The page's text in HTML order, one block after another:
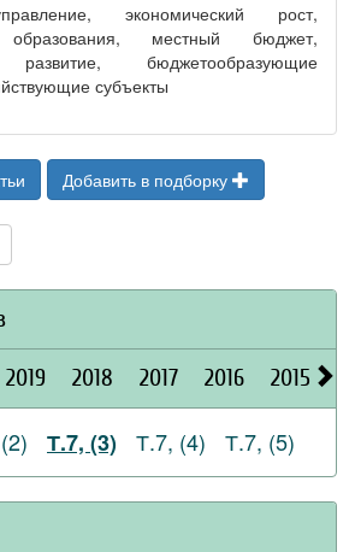
экономический рост,
образования, местный бюджет,
развитие, бюджетообразующие
субъекты
Добавить в подборку
2019 2018 2017 2016 2015
Т.7, (3) Т.7, (4) Т.7, (5)